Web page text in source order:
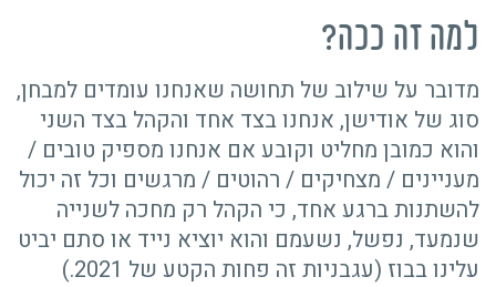
למה זה ככה?
מדובר על שילוב של תחושה שאנחנו עומדים למבחן,
סוג של אודישן, אנחנו בצד אחד והקהל בצד השני
והוא כמובן מחליט וקובע אם אנחנו מספיק טובים /
מעניינים / מצחיקים / רהוטים / מרגשים וכל זה יכול
להשתנות ברגע אחד, כי הקהל רק מחכה לשנייה
שנמעד, נפשל, נשעמם והוא יוציא נייד או סתם יביט
עלינו בבוז (עגבניות זה פחות הקטע של 2021.)